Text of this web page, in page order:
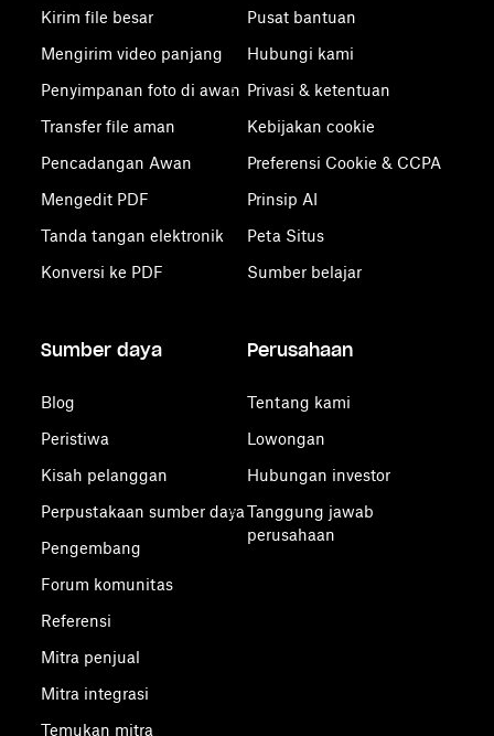
Kirim file besar
Mengirim video panjang
Penyimpanan foto di awan
Transfer file aman
Pencadangan Awan
Mengedit PDF
Tanda tangan elektronik
Konversi ke PDF
Pusat bantuan
Hubungi kami
Privasi & ketentuan
Kebijakan cookie
Preferensi Cookie & CCPA
Prinsip AI
Peta Situs
Sumber belajar
Sumber daya
Blog
Peristiwa
Kisah pelanggan
Perpustakaan sumber daya
Pengembang
Forum komunitas
Referensi
Mitra penjual
Mitra integrasi
Temukan mitra
Perusahaan
Tentang kami
Lowongan
Hubungan investor
Tanggung jawab
perusahaan